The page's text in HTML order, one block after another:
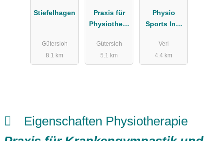
Stiefelhagen
Gütersloh
8.1 km
Praxis für
Physiothera
Westhoff
Gütersloh
5.1 km
Physio
Sports Inh.
König
Verl
4.4 km
Eigenschaften Physiotherapie